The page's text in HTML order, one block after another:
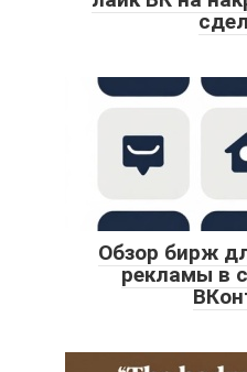
Обзор бирж
рекламы в